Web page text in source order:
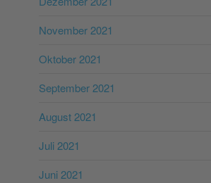
November 2021
Oktober 2021
September 2021
August 2021
Juli 2021
Juni 2021